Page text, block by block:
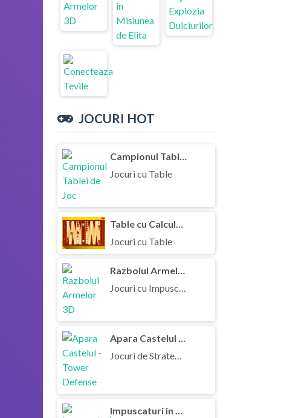
JOCURI HOT
Campionul Tablei de Joc
Jocuri cu Table
Table cu Calculatorul
Jocuri cu Table
Razboiul Armelor 3D
Jocuri cu Impuscaturi
Apara Castelul - Tower Defense
Jocuri de Strategie
Impuscaturi in Misiunea de Elita